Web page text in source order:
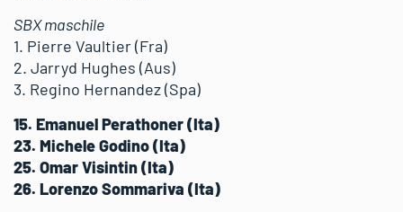
SBX maschile
1. Pierre Vaultier (Fra)
2. Jarryd Hughes (Aus)
3. Regino Hernandez (Spa)
15. Emanuel Perathoner (Ita)
23. Michele Godino (Ita)
25. Omar Visintin (Ita)
26. Lorenzo Sommariva (Ita)